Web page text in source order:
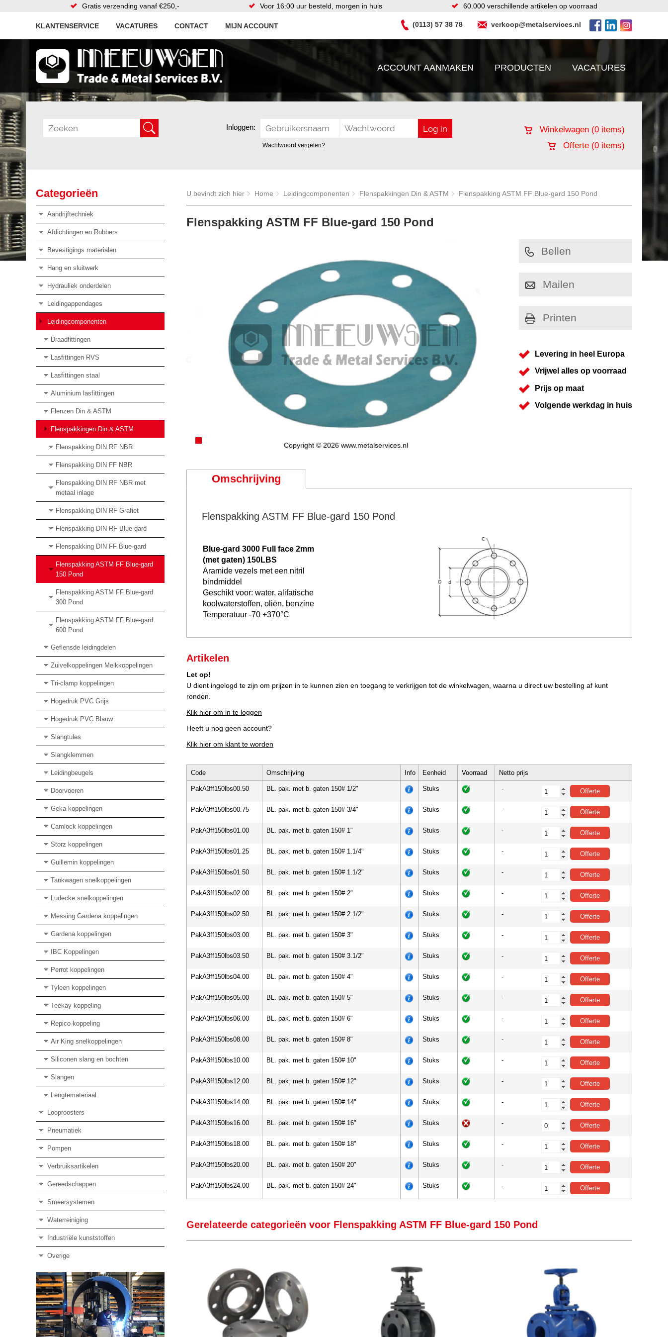
Gratis verzending vanaf €250,- Voor 16:00 uur besteld, morgen in huis 60.000 verschillende artikelen op voorraad
KLANTENSERVICE VACATURES CONTACT MIJN ACCOUNT (0113) 57 38 78 verkoop@metalservices.nl
ACCOUNT AANMAKEN PRODUCTEN VACATURES
Inloggen:
Wachtwoord vergeten?
Winkelwagen (0 items)
Offerte (0 items)
Categorieën
Aandrijftechniek
Afdichtingen en Rubbers
Bevestigings materialen
Hang en sluitwerk
Hydrauliek onderdelen
Leidingappendages
Leidingcomponenten
Draadfittingen
Lasfittingen RVS
Lasfittingen staal
Aluminium lasfittingen
Flenzen Din & ASTM
Flenspakkingen Din & ASTM
Flenspakking DIN RF NBR
Flenspakking DIN FF NBR
Flenspakking DIN RF NBR met
metaal inlage
Flenspakking DIN RF Grafiet
Flenspakking DIN RF Blue-gard
Flenspakking DIN FF Blue-gard
Flenspakking ASTM FF Blue-gard
150 Pond
Flenspakking ASTM FF Blue-gard
300 Pond
Flenspakking ASTM FF Blue-gard
600 Pond
Geflensde leidingdelen
Zuivelkoppelingen Melkkoppelingen
Tri-clamp koppelingen
Hogedruk PVC Grijs
Hogedruk PVC Blauw
Slangtules
Slangklemmen
Leidingbeugels
Doorvoeren
Geka koppelingen
Camlock koppelingen
Storz koppelingen
Guillemin koppelingen
Tankwagen snelkoppelingen
Ludecke snelkoppelingen
Messing Gardena koppelingen
Gardena koppelingen
IBC Koppelingen
Perrot koppelingen
Tyleen koppelingen
Teekay koppeling
Repico koppeling
Air King snelkoppelingen
Siliconen slang en bochten
Slangen
Lengtemateriaal
Looproosters
Pneumatiek
Pompen
Verbruiksartikelen
Gereedschappen
Smeersystemen
Waterreiniging
Industriële kunststoffen
Overige
U bevindt zich hier Home Leidingcomponenten Flenspakkingen Din & ASTM Flenspakking ASTM FF Blue-gard 150 Pond
Flenspakking ASTM FF Blue-gard 150 Pond
Copyright © 2026 www.metalservices.nl
Bellen
Mailen
Printen
Levering in heel Europa
Vrijwel alles op voorraad
Prijs op maat
Volgende werkdag in huis
Omschrijving
Flenspakking ASTM FF Blue-gard 150 Pond
Blue-gard 3000 Full face 2mm
(met gaten) 150LBS
Aramide vezels met een nitril
bindmiddel
Geschikt voor: water, alifatische
koolwaterstoffen, oliën, benzine
Temperatuur -70 +370°C
Artikelen
Let op!
U dient ingelogd te zijn om prijzen in te kunnen zien en toegang te verkrijgen tot de winkelwagen, waarna u direct uw bestelling af kunt
ronden.
Klik hier om in te loggen
Heeft u nog geen account?
Klik hier om klant te worden
Code Omschrijving Info Eenheid Voorraad Netto prijs
PakA3ff150lbs00.50 BL. pak. met b. gaten 150# 1/2" Stuks -
PakA3ff150lbs00.75 BL. pak. met b. gaten 150# 3/4" Stuks -
PakA3ff150lbs01.00 BL. pak. met b. gaten 150# 1" Stuks -
PakA3ff150lbs01.25 BL. pak. met b. gaten 150# 1.1/4" Stuks -
PakA3ff150lbs01.50 BL. pak. met b. gaten 150# 1.1/2" Stuks -
PakA3ff150lbs02.00 BL. pak. met b. gaten 150# 2" Stuks -
PakA3ff150lbs02.50 BL. pak. met b. gaten 150# 2.1/2" Stuks -
PakA3ff150lbs03.00 BL. pak. met b. gaten 150# 3" Stuks -
PakA3ff150lbs03.50 BL. pak. met b. gaten 150# 3.1/2" Stuks -
PakA3ff150lbs04.00 BL. pak. met b. gaten 150# 4" Stuks -
PakA3ff150lbs05.00 BL. pak. met b. gaten 150# 5" Stuks -
PakA3ff150lbs06.00 BL. pak. met b. gaten 150# 6" Stuks -
PakA3ff150lbs08.00 BL. pak. met b. gaten 150# 8" Stuks -
PakA3ff150lbs10.00 BL. pak. met b. gaten 150# 10" Stuks -
PakA3ff150lbs12.00 BL. pak. met b. gaten 150# 12" Stuks -
PakA3ff150lbs14.00 BL. pak. met b. gaten 150# 14" Stuks -
PakA3ff150lbs16.00 BL. pak. met b. gaten 150# 16" Stuks -
PakA3ff150lbs18.00 BL. pak. met b. gaten 150# 18" Stuks -
PakA3ff150lbs20.00 BL. pak. met b. gaten 150# 20" Stuks -
PakA3ff150lbs24.00 BL. pak. met b. gaten 150# 24" Stuks -
Gerelateerde categorieën voor Flenspakking ASTM FF Blue-gard 150 Pond